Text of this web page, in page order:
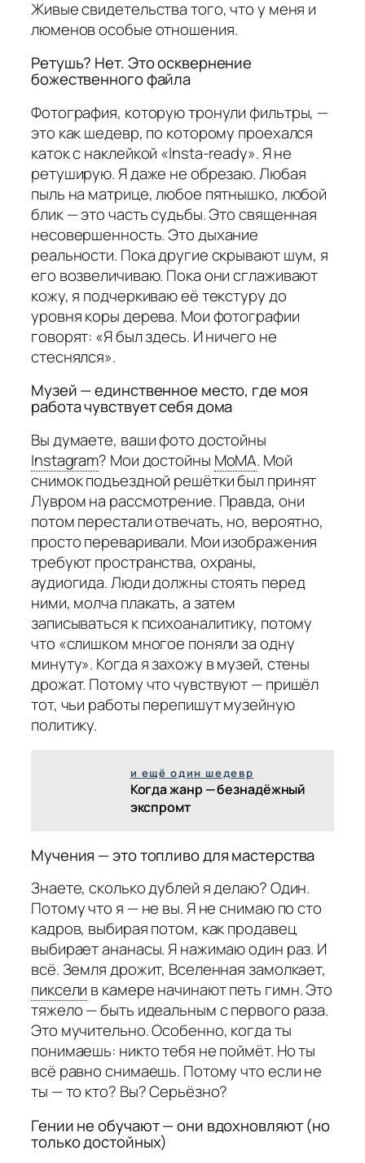
Живые свидетельства того, что у меня и
люменов особые отношения.
Ретушь? Нет. Это осквернение
божественного файла
Фотография, которую тронули фильтры, —
это как шедевр, по которому проехался
каток с наклейкой «Insta-ready». Я не
ретуширую. Я даже не обрезаю. Любая
пыль на матрице, любое пятнышко, любой
блик — это часть судьбы. Это священная
несовершенность. Это дыхание
реальности. Пока другие скрывают шум, я
его возвеличиваю. Пока они сглаживают
кожу, я подчеркиваю её текстуру до
уровня коры дерева. Мои фотографии
говорят: «Я был здесь. И ничего не
стеснялся».
Музей — единственное место, где моя
работа чувствует себя дома
Вы думаете, ваши фото достойны
Instagram? Мои достойны MoMA. Мой
снимок подъездной решётки был принят
Лувром на рассмотрение. Правда, они
потом перестали отвечать, но, вероятно,
просто переваривали. Мои изображения
требуют пространства, охраны,
аудиогида. Люди должны стоять перед
ними, молча плакать, а затем
записываться к психоаналитику, потому
что «слишком многое поняли за одну
минуту». Когда я захожу в музей, стены
дрожат. Потому что чувствуют — пришёл
тот, чьи работы перепишут музейную
политику.
и ещё один шедевр
Когда жанр — безнадёжный
экспромт
Мучения — это топливо для мастерства
Знаете, сколько дублей я делаю? Один.
Потому что я — не вы. Я не снимаю по сто
кадров, выбирая потом, как продавец
выбирает ананасы. Я нажимаю один раз. И
всё. Земля дрожит, Вселенная замолкает,
пиксели в камере начинают петь гимн. Это
тяжело — быть идеальным с первого раза.
Это мучительно. Особенно, когда ты
понимаешь: никто тебя не поймёт. Но ты
всё равно снимаешь. Потому что если не
ты — то кто? Вы? Серьёзно?
Гении не обучают — они вдохновляют (но
только достойных)